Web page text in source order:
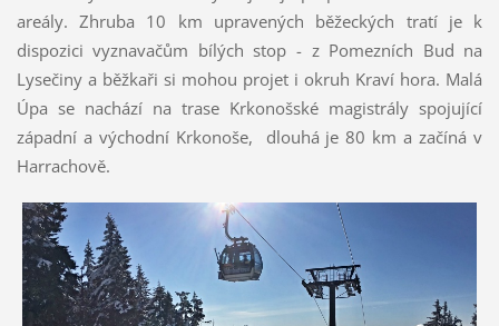
areály. Zhruba 10 km upravených běžeckých tratí je k
dispozici vyznavačům bílých stop - z Pomezních Bud na
Lysečiny a běžkaři si mohou projet i okruh Kraví hora. Malá
Úpa se nachází na trase Krkonošské magistrály spojující
západní a východní Krkonoše, dlouhá je 80 km a začíná v
Harrachově.